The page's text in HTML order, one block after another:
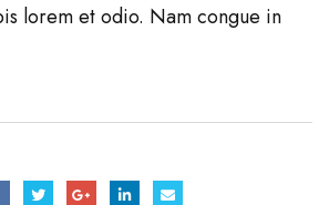
lorem et odio. Nam congue in